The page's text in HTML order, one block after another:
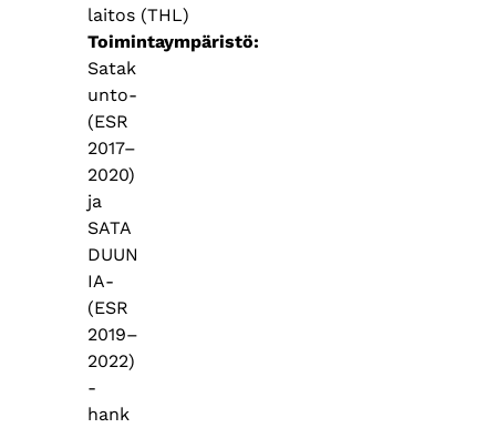
laitos (THL)
Toimintaympäristö
Satak
unto-
(ESR
2017–
2020)
ja
SATA
DUUN
IA-
(ESR
2019–
2022)
-
hank